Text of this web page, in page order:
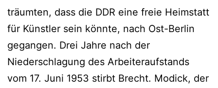
träumten, dass die DDR eine freie Heimstatt
für Künstler sein könnte, nach Ost-Berlin
gegangen. Drei Jahre nach der
Niederschlagung des Arbeiteraufstands
vom 17. Juni 1953 stirbt Brecht. Modick, der